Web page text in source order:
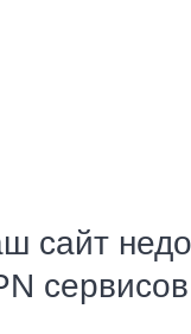
сайт
сервисов